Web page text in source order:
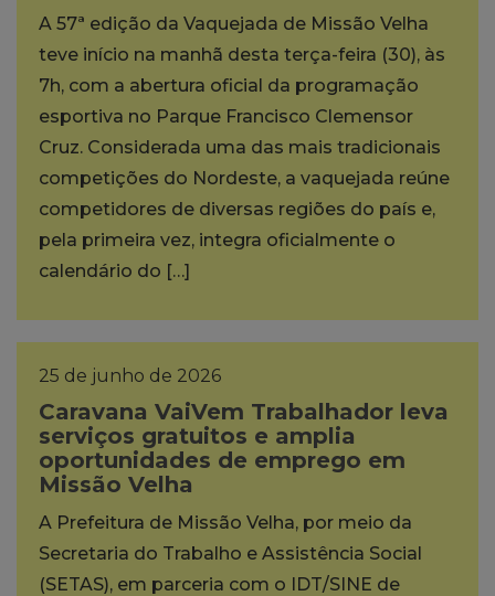
A 57ª edição da Vaquejada de Missão Velha
teve início na manhã desta terça-feira (30), às
7h, com a abertura oficial da programação
esportiva no Parque Francisco Clemensor
Cruz. Considerada uma das mais tradicionais
competições do Nordeste, a vaquejada reúne
competidores de diversas regiões do país e,
pela primeira vez, integra oficialmente o
calendário do […]
25 de junho de 2026
Caravana VaiVem Trabalhador leva
serviços gratuitos e amplia
oportunidades de emprego em
Missão Velha
A Prefeitura de Missão Velha, por meio da
Secretaria do Trabalho e Assistência Social
(SETAS), em parceria com o IDT/SINE de